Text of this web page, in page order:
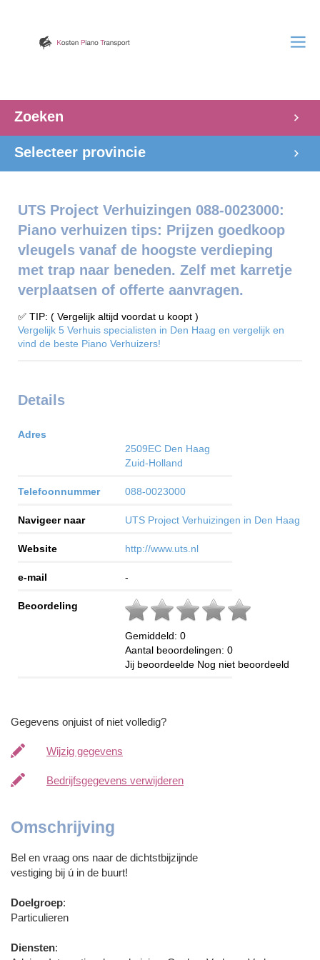
Zoeken
Selecteer provincie
UTS Project Verhuizingen 088-0023000:
Piano verhuizen tips: Prijzen goedkoop
vleugels vanaf de hoogste verdieping
met trap naar beneden. Zelf met karretje
verplaatsen of offerte aanvragen.
✅ TIP: ( Vergelijk altijd voordat u koopt )
Vergelijk 5 Verhuis specialisten in Den Haag en vergelijk en
vind de beste Piano Verhuizers!
Details
Adres
2509EC Den Haag
Zuid-Holland
Telefoonnummer 088-0023000
Navigeer naar UTS Project Verhuizingen in Den Haag
Website http://www.uts.nl
e-mail -
Beoordeling
Gemiddeld: 0
Aantal beoordelingen: 0
Jij beoordeelde Nog niet beoordeeld
Gegevens onjuist of niet volledig?
Wijzig gegevens
Bedrijfsgegevens verwijderen
Omschrijving
Bel en vraag ons naar de dichtstbijzijnde
vestiging bij ú in de buurt!
Doelgroep:
Particulieren
Diensten: